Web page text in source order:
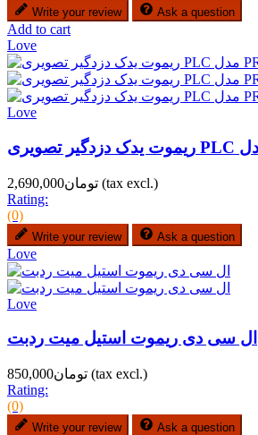
Write your review Ask a question
Add to cart
Love
Love
تومان2,690,000 (tax excl.)
Rating:
(0)
Write your review Ask a question
Love
Love
ال سی دی ریموت استیل میت ردبت
تومان850,000 (tax excl.)
Rating:
(0)
Write your review Ask a question